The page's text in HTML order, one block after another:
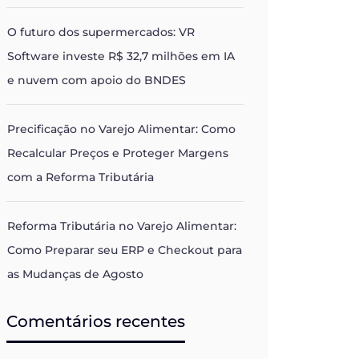
O futuro dos supermercados: VR
Software investe R$ 32,7 milhões em IA
e nuvem com apoio do BNDES
Precificação no Varejo Alimentar: Como
Recalcular Preços e Proteger Margens
com a Reforma Tributária
Reforma Tributária no Varejo Alimentar:
Como Preparar seu ERP e Checkout para
as Mudanças de Agosto
Comentários recentes